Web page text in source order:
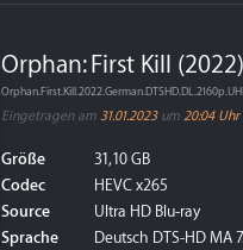
Orphan: First Kill (2022)
Eingetragen am 31.01.2023um 20:04 Uhr
Größe
31,10 GB
Codec
HEVC x265
Source
Ultra HD Blu-ray
Sprache
Deutsch DTS-HD MA